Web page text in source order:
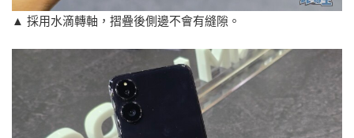
▲ 採用水滴轉軸，摺疊後側邊不會有縫隙。